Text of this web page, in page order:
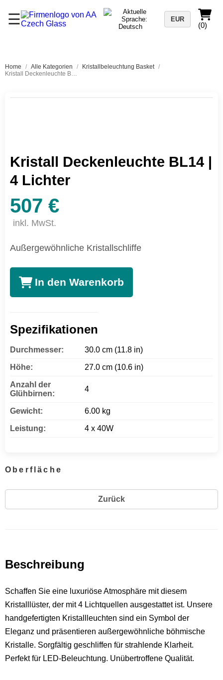
☰ EUR
(0)
Home / Alle Kategorien / Kristallbeleuchtung Basket /
Kristall Deckenleuchte BL14 | 4 Lichter
Kristall Deckenleuchte BL14 |
4 Lichter
507 €
inkl. MwSt.
Außergewöhnliche Kristallschliffe
In den Warenkorb
Spezifikationen
Durchmesser: 30.0 cm (11.8 in)
Höhe: 27.0 cm (10.6 in)
Anzahl der
Glühbirnen:
4
Gewicht: 6.00 kg
Leistung: 4 x 40W
Oberfläche
Zurück
Beschreibung
Schaffen Sie eine luxuriöse Atmosphäre mit diesem
Kristalllüster, der mit 4 Lichtquellen ausgestattet ist. Unsere
handgefertigten Kristallleuchten sind ein Symbol der
Eleganz und präsentieren außergewöhnliche böhmische
Kristalle. Sorgfältig geschliffen für strahlende Klarheit.
Perfekt für LED-Beleuchtung. Unübertroffene Qualität.